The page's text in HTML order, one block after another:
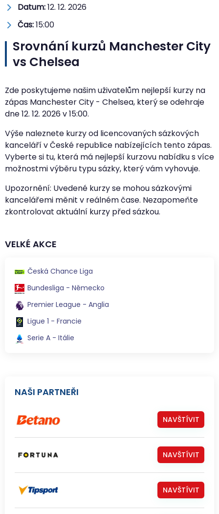
Datum:12. 12. 2026
Čas:15:00
Srovnání kurzů Manchester City
vs Chelsea
Zde poskytujeme našim uživatelům nejlepší kurzy na
zápas Manchester City - Chelsea, který se odehraje
dne12. 12. 2026v15:00.
Výše naleznete kurzy od licencovaných sázkových
kanceláří v České republice nabízejících tento zápas.
Vyberte si tu, která má nejlepší kurzovu nabídku s více
možnostmi výběru typu sázky, který vám vyhovuje.
Upozornění: Uvedené kurzy se mohou sázkovými
kancelářemi měnit v reálném čase. Nezapomeňte
zkontrolovat aktuální kurzy před sázkou.
VELKÉ AKCE
Česká Chance Liga
Bundesliga - Německo
Premier League - Anglia
Ligue 1 - Francie
Serie A - Itálie
NAŠI PARTNEŘI
NAVŠTÍVIT
NAVŠTÍVIT
NAVŠTÍVIT